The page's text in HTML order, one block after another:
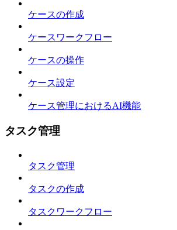
ケースの作成
ケースワークフロー
ケースの操作
ケース設定
ケース管理におけるAI機能
タスク管理
タスク管理
タスクの作成
タスクワークフロー